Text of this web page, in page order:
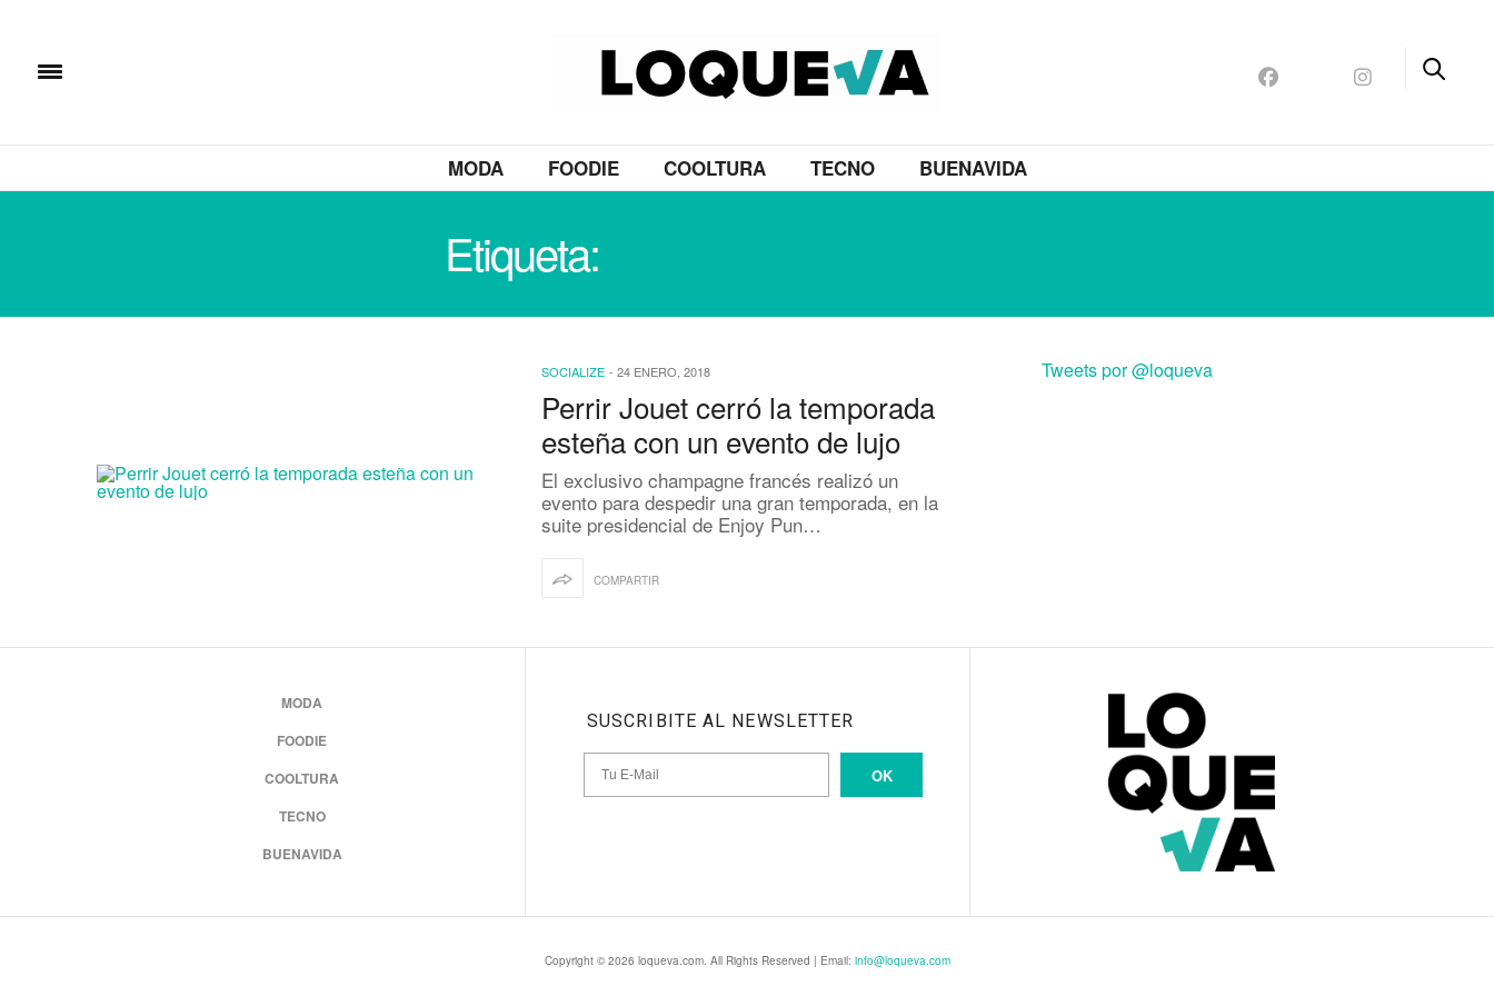
MODA FOODIE COOLTURA TECNO BUENAVIDA
Etiqueta:
SOCIALIZE - 24 ENERO, 2018
Perrir Jouet cerró la temporada
esteña con un evento de lujo
El exclusivo champagne francés realizó un
evento para despedir una gran temporada, en la
suite presidencial de Enjoy Pun…
COMPARTIR
Tweets por @loqueva
MODA
FOODIE
COOLTURA
TECNO
BUENAVIDA
SUSCRIBITE AL NEWSLETTER
OK
Copyright © 2026 loqueva.com. All Rights Reserved | Email: info@loqueva.com